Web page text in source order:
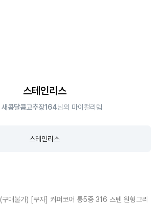
스테인리스
새콤달콤고추장164님의 마이컬리템
스테인리스
(구매불가) [쿠자] 커퍼코어 통5중 316 스텐 원형그리